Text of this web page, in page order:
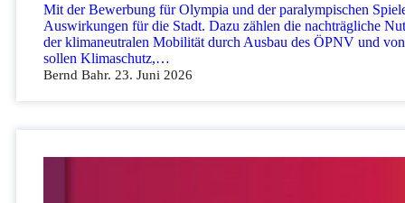
Mit der Bewerbung für Olympia und der paralympischen
Auswirkungen für die Stadt. Dazu zählen die nachträgliche
der klimaneutralen Mobilität durch Ausbau des ÖPNV und
sollen Klimaschutz,…
Bernd Bahr. 23. Juni 2026